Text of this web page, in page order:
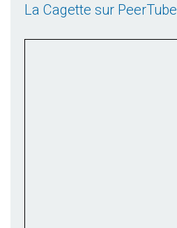
La Cagette sur PeerTube